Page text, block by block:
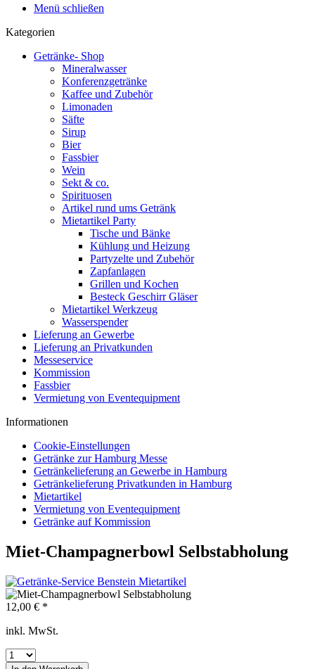
Menü schließen
Kategorien
Getränke- Shop
Mineralwasser
Konferenzgetränke
Kaffee und Zubehör
Limonaden
Säfte
Sirup
Bier
Fassbier
Wein
Sekt & co.
Spirituosen
Artikel rund ums Getränk
Mietartikel Party
Tische und Bänke
Kühlung und Heizung
Partyzelte und Zubehör
Zapfanlagen
Grillen und Kochen
Besteck Geschirr Gläser
Mietartikel Werkzeug
Wasserspender
Lieferung an Gewerbe
Lieferung an Privatkunden
Messeservice
Kommission
Fassbier
Vermietung von Eventequipment
Informationen
Cookie-Einstellungen
Getränke zur Hamburg Messe
Getränkelieferung an Gewerbe in Hamburg
Getränkelieferung Privatkunden in Hamburg
Mietartikel
Vermietung von Eventequipment
Getränke auf Kommission
Miet-Champagnerbowl Selbstabholung
12,00 € *
inkl. MwSt.